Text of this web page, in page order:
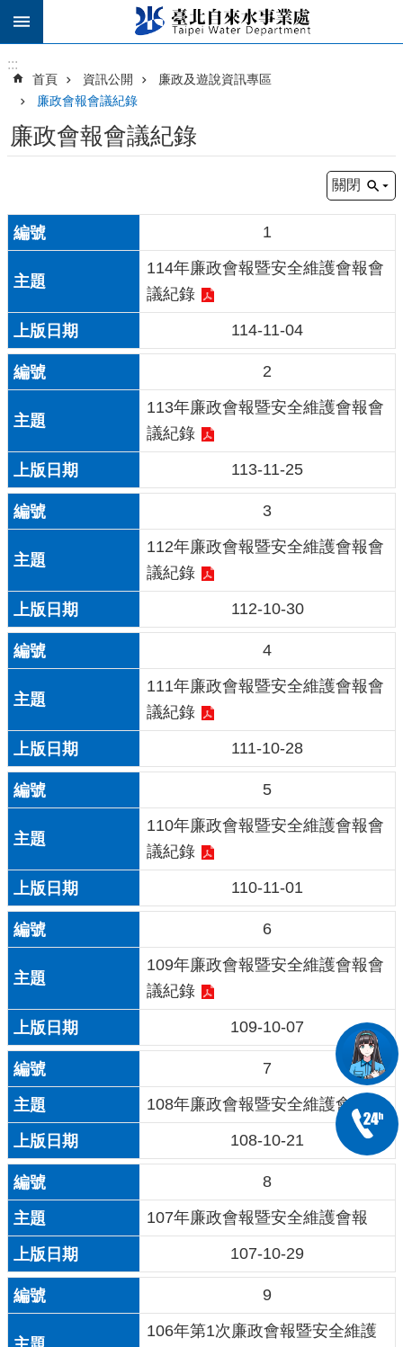
跳到主要內容區塊
:::
首頁 資訊公開
廉政及遊說資訊專區
廉政會報會議紀錄
廉政會報會議紀錄
關閉
1
114年廉政會報暨安全維護會報會
議紀錄
114-11-04
2
113年廉政會報暨安全維護會報會
議紀錄
113-11-25
3
112年廉政會報暨安全維護會報會
議紀錄
112-10-30
4
111年廉政會報暨安全維護會報會
議紀錄
111-10-28
5
110年廉政會報暨安全維護會報會
議紀錄
110-11-01
6
109年廉政會報暨安全維護會報會
議紀錄
109-10-07
7
108年廉政會報暨安全維護會報
108-10-21
8
107年廉政會報暨安全維護會報
107-10-29
9
106年第1次廉政會報暨安全維護